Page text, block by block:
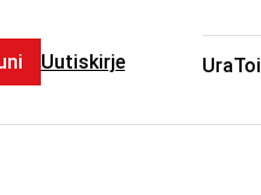
Ura
Uutiskirje